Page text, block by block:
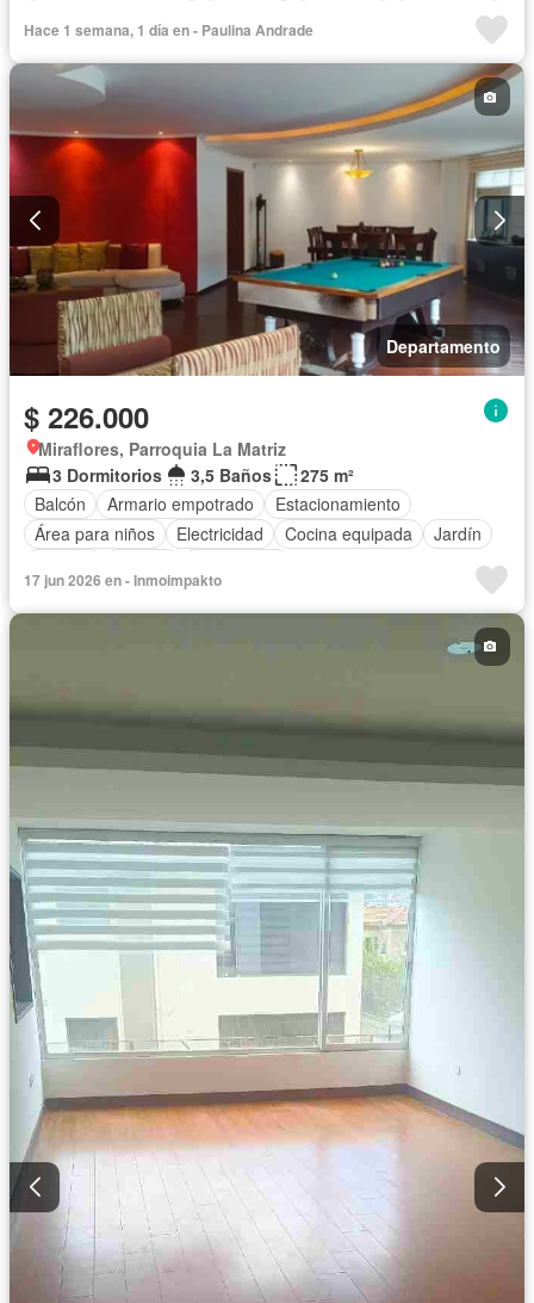
Sin amoblar
Hace 1 semana, 1 día en - Paulina Andrade
Departamento
$ 226.000
Miraflores, Parroquia La Matriz
3 Dormitorios
3,5 Baños
275 m²
Balcón
Armario empotrado
Estacionamiento
Área para niños
Electricidad Cocina equipada
Jardín
17 jun 2026 en - Inmoimpakto